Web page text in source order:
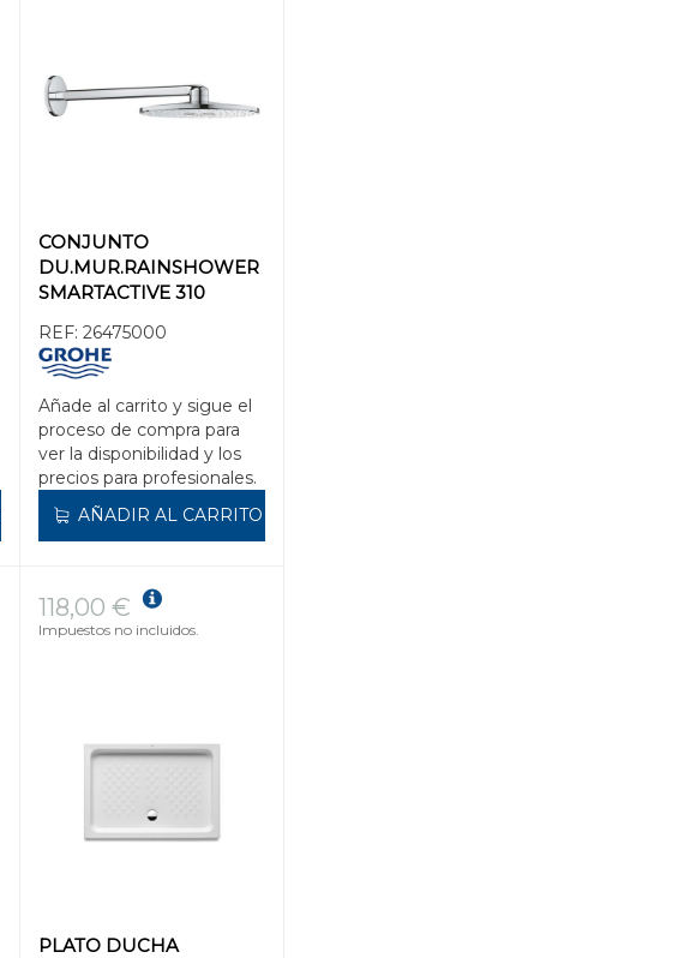
CONJUNTO
DU.MUR.RAINSHOWER
SMARTACTIVE 310
CHORROS CR
REF:26475000
Añade al carrito y sigue el
proceso de compra para
ver la disponibilidad y los
precios para profesionales.
AÑADIR AL CARRITO
PLATO DUCHA
118,00 €
Impuestos no incluidos.